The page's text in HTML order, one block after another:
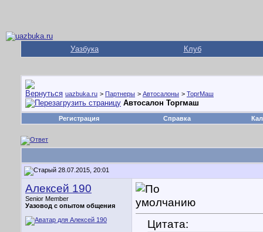
Уазбука Клуб
uazbuka.ru > Партнеры > Автосалоны > ТоргМаш
Автосалон Торгмаш
Регистрация Справка
28.07.2015, 20:01
Алексей 190
Senior Member
Уазовод с опытом общения
Цитата: